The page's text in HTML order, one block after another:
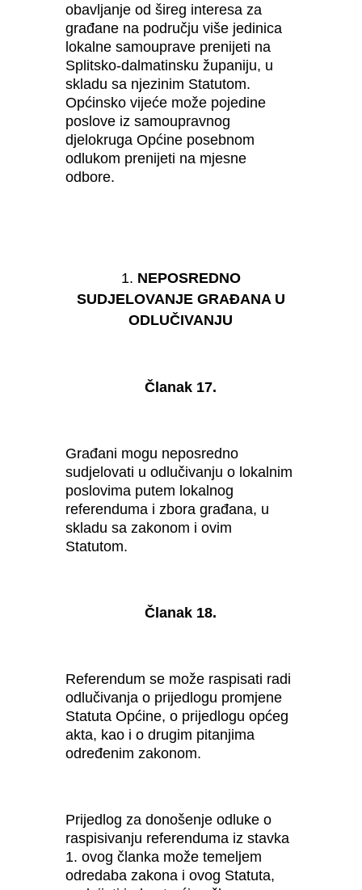
obavljanje od šireg interesa za
građane na području više jedinica
lokalne samouprave prenijeti na
Splitsko-dalmatinsku županiju, u
skladu sa njezinim Statutom.
Općinsko vijeće može pojedine
poslove iz samoupravnog
djelokruga Općine posebnom
odlukom prenijeti na mjesne
odbore.
NEPOSREDNO
SUDJELOVANJE GRAĐANA U
ODLUČIVANJU
Članak 17.
Građani mogu neposredno
sudjelovati u odlučivanju o lokalnim
poslovima putem lokalnog
referenduma i zbora građana, u
skladu sa zakonom i ovim
Statutom.
Članak 18.
Referendum se može raspisati radi
odlučivanja o prijedlogu promjene
Statuta Općine, o prijedlogu općeg
akta, kao i o drugim pitanjima
određenim zakonom.
Prijedlog za donošenje odluke o
raspisivanju referenduma iz stavka
1. ovog članka može temeljem
odredaba zakona i ovog Statuta,